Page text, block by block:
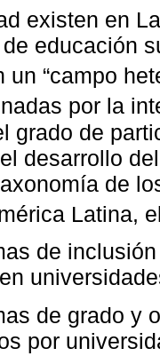
existen en
educación
un “campo
por la
grado de
desarrollo
de
Latina,
de
de grado y
por